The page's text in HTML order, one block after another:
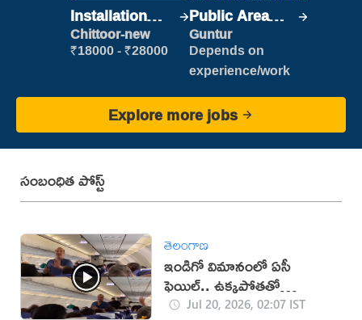
Installation
Engineer/
Helper
Chittoor-new
₹18000 - ₹28000
Public Area
Cleaner
Guntur
Depends on
experience/work
Explore more jobs
సంబంధిత పోస్ట్
తెలంగాణ
ఇండిగో విమానంలో ఏసీ
ఫెయిల్.. ఉక్కపోతతో
ప్రయాణికుల అవస్థలు (వీడియో)
Jul 20, 2026, 02:07 IST